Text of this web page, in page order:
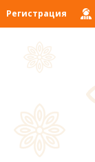
Регистрация